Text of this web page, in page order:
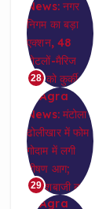
28
29